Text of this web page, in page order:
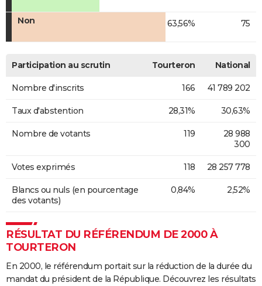
Non 63,56% 75
Participation au scrutin Tourteron National
Nombre d'inscrits 166 41 789 202
Taux d'abstention 28,31% 30,63%
Nombre de votants 119
28 988
300
Votes exprimés 118 28 257 778
Blancs ou nuls (en pourcentage
des votants)
0,84% 2,52%
RÉSULTAT DU RÉFÉRENDUM DE 2000 À
TOURTERON
En 2000, le référendum portait sur la réduction de la durée du
mandat du président de la République. Découvrez les résultats